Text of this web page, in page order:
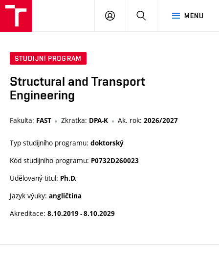
MENU
PŘIHLÁSIT
STUDIJNÍ PROGRAM
Structural and Transport
Engineering
Fakulta: FAST Zkratka: DPA-K Ak. rok: 2026/2027
Typ studijního programu: doktorský
Kód studijního programu: P0732D260023
Udělovaný titul: Ph.D.
Jazyk výuky: angličtina
Akreditace: 8.10.2019 - 8.10.2029